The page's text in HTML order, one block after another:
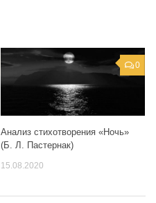
0
Анализ стихотворения «Ночь»
(Б. Л. Пастернак)
15.08.2020